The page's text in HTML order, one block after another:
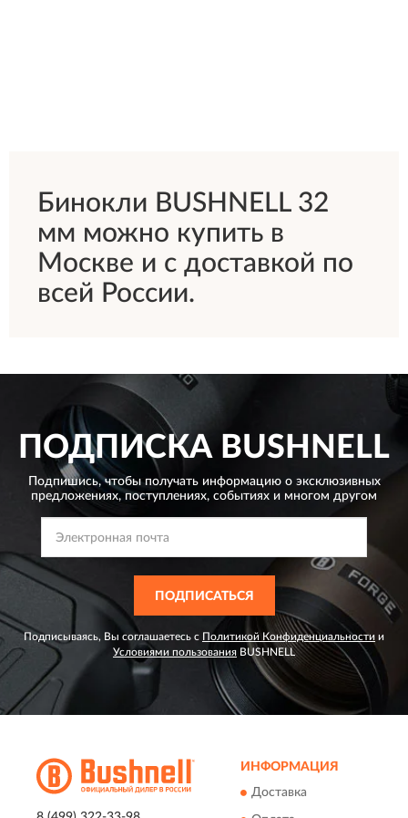
Бинокли BUSHNELL 32
мм можно купить в
Москве и с доставкой по
всей России.
ПОДПИСКА BUSHNELL
Подпишись, чтобы получать информацию о эксклюзивных
предложениях,поступлениях, событиях и многом другом
ПОДПИСАТЬСЯ
Подписываясь, Вы соглашаетесь с Политикой Конфиденциальности и
Условиями пользования BUSHNELL
ИНФОРМАЦИЯ
Доставка